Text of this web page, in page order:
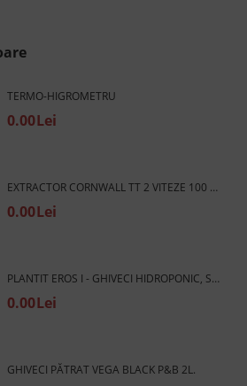
TERMO-HIGROMETRU
0.00Lei
EXTRACTOR CORNWALL TT 2 VITEZE 100 (145 / 187 M3/H) - VENTILATOR TURBINĂ CONDUCTĂ CU 2 VITEZE
0.00Lei
PLANTIT EROS I - GHIVECI HIDROPONIC, SISTEM DWC
0.00Lei
GHIVECI PĂTRAT VEGA BLACK P&B 2L.